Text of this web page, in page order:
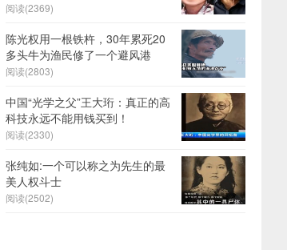
阅读(2369)
陈光权用一根铁杵，30年累死20
多头牛为渔民修了一个避风港
阅读(2803)
中国“光学之父”王大珩：真正的高
科技永远不能用钱买到！
阅读(2330)
张纯如:一个可以称之为先生的最
美人权斗士
阅读(2502)